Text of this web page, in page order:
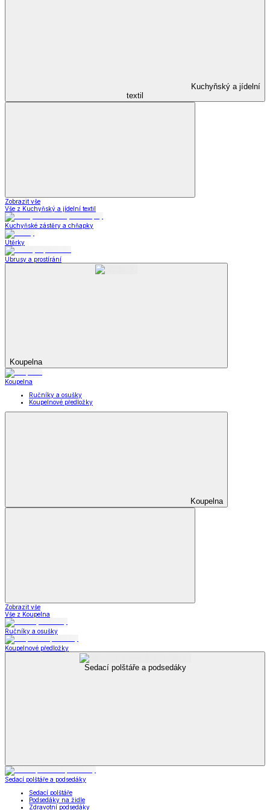
Kuchyňský a jídelní
textil
Zobrazit vše
Vše z Kuchyňský a jídelní textil
Kuchyňské zástěry a chňapky
Utěrky
Ubrusy a prostírání
Koupelna
Koupelna
Ručníky a osušky
Koupelnové předložky
Koupelna
Zobrazit vše
Vše z Koupelna
Ručníky a osušky
Koupelnové předložky
Sedací polštáře a podsedáky
Sedací polštáře a podsedáky
Sedací polštáře
Podsedáky na židle
Zdravotní podsedáky